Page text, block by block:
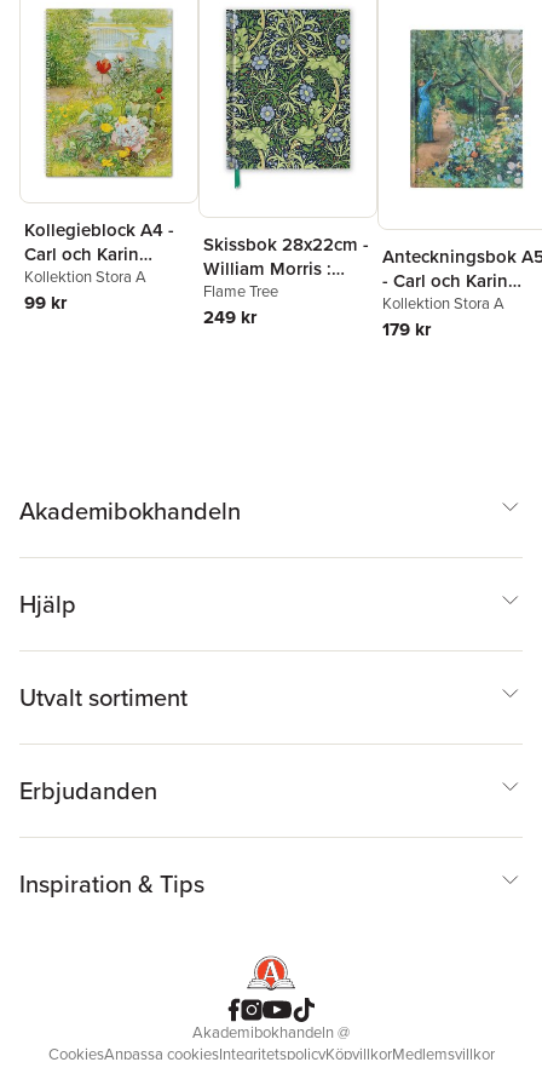
Kollegieblock A4 -
Carl och Karin
Larsson : Sommar i
Sundborn
Kollektion Stora A
99 kr
Skissbok 28x22cm -
William Morris :
Seaweed
Flame Tree
249 kr
Anteckningsbok
- Carl och Karin
Larsson :
Trädgårdsscen från
Kollektion Stora A
179 kr
Akademibokhandeln
Hjälp
Utvalt sortiment
Erbjudanden
Inspiration & Tips
Akademibokhandeln@
CookiesAnpassa cookiesIntegritetspolicyKöpvillkorMedlemsvillkor